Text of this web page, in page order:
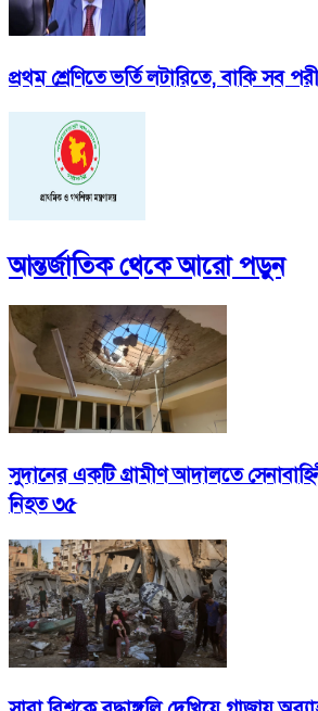
প্রথম শ্রেণিতে ভর্তি লটারিতে, বাকি সব
আন্তর্জাতিকথেকে আরো পড়ুন
সুদানের একটি গ্রামীণ আদালতে
নিহত ৩৫